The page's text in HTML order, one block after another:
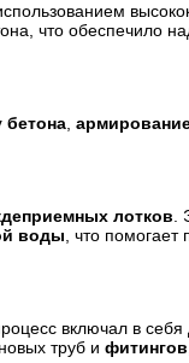
что обеспечило
бетона
лотков
воды , что помогает
включал в себя
новых труб и фитингов